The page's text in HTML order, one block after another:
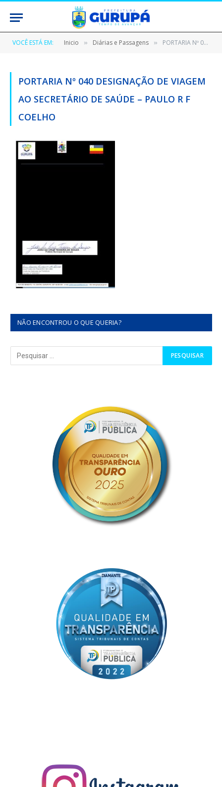
VOCÊ ESTÁ EM: Inicio » Diárias e Passagens » PORTARIA Nº 040 DESIGNAÇÃO DE VIAGEM AO SECRETÁRIO DE SAÚDE – PAULO R F COELHO
PORTARIA Nº 040 DESIGNAÇÃO DE VIAGEM
AO SECRETÁRIO DE SAÚDE – PAULO R F
COELHO
NÃO ENCONTROU O QUE QUERIA?